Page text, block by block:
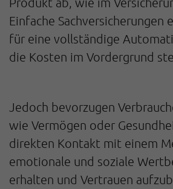
Einfache Sachversicherungen
für eine vollständige
die Kosten im Vordergrund
Jedoch bevorzugen
wie Vermögen oder
direkten Kontakt mit einem
emotionale und soziale
erhalten und Vertrauen